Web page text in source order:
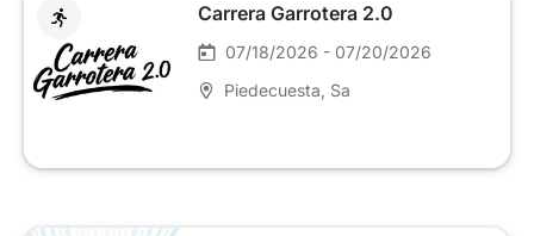
Carrera Garrotera 2.0
07/18/2026 - 07/20/2026
Piedecuesta , Sa